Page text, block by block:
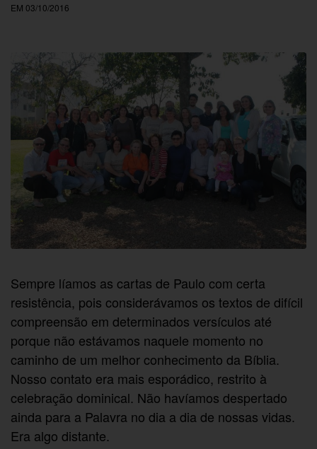
EM 03/10/2016
Sempre líamos as cartas de Paulo com certa
resistência, pois considerávamos os textos de difícil
compreensão em determinados versículos até
porque não estávamos naquele momento no
caminho de um melhor conhecimento da Bíblia.
Nosso contato era mais esporádico, restrito à
celebração dominical. Não havíamos despertado
ainda para a Palavra no dia a dia de nossas vidas.
Era algo distante.